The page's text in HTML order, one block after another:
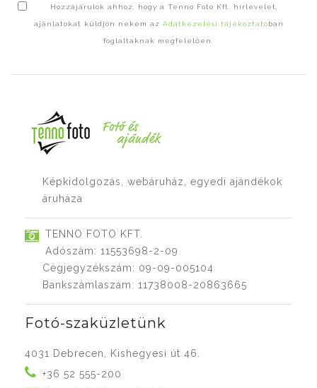
Hozzájárulok ahhoz, hogy a Tenno Foto Kft. hírlevelet,
ajánlatokat küldjön nekem az Adatkezelési tájékoztatóban
foglaltaknak megfelelően.
Képkidolgozás, webáruház, egyedi ajándékok
áruháza
TENNO FOTO KFT.
Adószám: 11553698-2-09
Cégjegyzékszám: 09-09-005104
Bankszámlaszám: 11738008-20863665
Fotó-szaküzletünk
4031 Debrecen, Kishegyesi út 46.
+36 52 555-200